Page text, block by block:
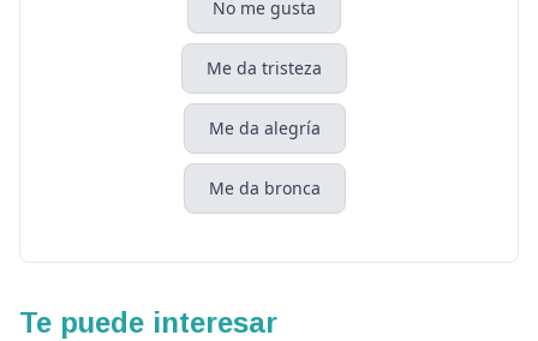
No me gusta
Me da tristeza
Me da alegría
Me da bronca
Te puede interesar